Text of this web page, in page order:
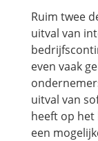
Ruim twee
uitval van
even vaak
uitval van
heeft op het
een